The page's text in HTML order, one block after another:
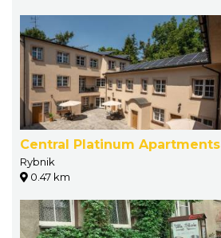
Central Platinum Apartments
Rybnik
0.47 km